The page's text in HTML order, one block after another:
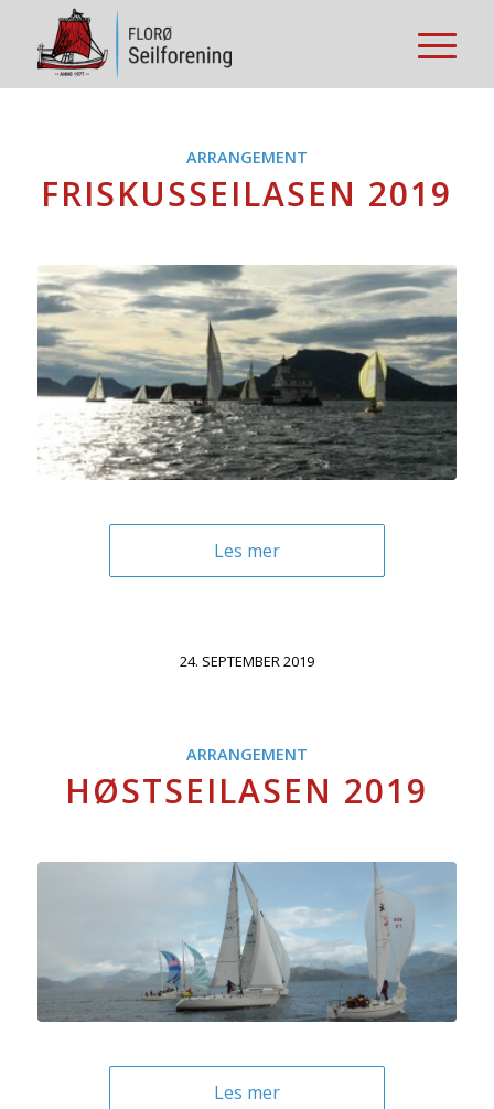
ARRANGEMENT
FRISKUSSEILASEN 2019
Les mer
24. SEPTEMBER 2019
ARRANGEMENT
HØSTSEILASEN 2019
Les mer